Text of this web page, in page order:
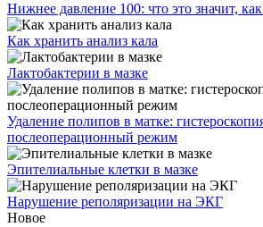
Нижнее давление 100: что это значит,
Как хранить анализ кала
Лактобактерии в мазке
Удаление полипов в матке:
послеоперационный режим
Эпителиальные клетки в мазке
Нарушение реполяризации на ЭКГ
Новое